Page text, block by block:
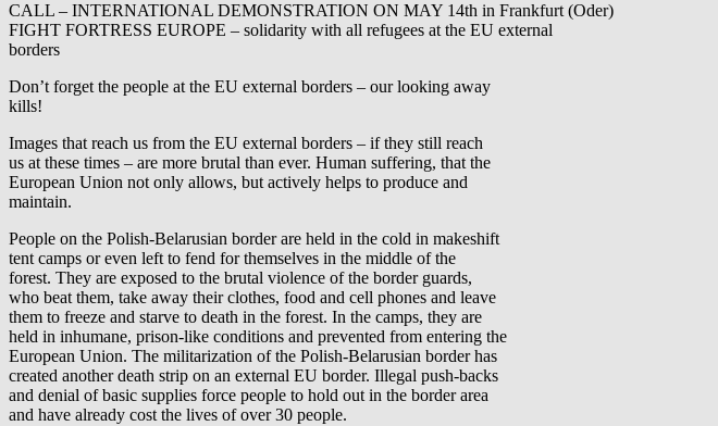
CALL – INTERNATIONAL DEMONSTRATION ON MAY 14th in Frankfurt (Oder)
FIGHT FORTRESS EUROPE – solidarity with all refugees at the EU external
borders
Don’t forget the people at the EU external borders – our looking away
kills!
Images that reach us from the EU external borders – if they still reach
us at these times – are more brutal than ever. Human suffering, that the
European Union not only allows, but actively helps to produce and
maintain.
People on the Polish-Belarusian border are held in the cold in makeshift
tent camps or even left to fend for themselves in the middle of the
forest. They are exposed to the brutal violence of the border guards,
who beat them, take away their clothes, food and cell phones and leave
them to freeze and starve to death in the forest. In the camps, they are
held in inhumane, prison-like conditions and prevented from entering the
European Union. The militarization of the Polish-Belarusian border has
created another death strip on an external EU border. Illegal push-backs
and denial of basic supplies force people to hold out in the border area
and have already cost the lives of over 30 people.